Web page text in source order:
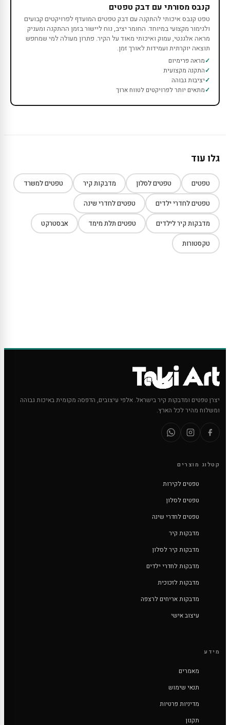
קנבס מסורתי עם דבק טפטים
טפט קנבס איכותי להתקנה עם דבק טפטים המועדף לפרויקטים קבועים
ולגימור מקצועי במיוחד. החומר יציב, נוח ליישור בזמן ההתקנה ומעניק
מראה אלגנטי, עמוק ואיכותי מאוד על הקיר. פתרון מעולה למי שמחפש
תוצאה יוקרתית ועמידות לאורך זמן.
מראה פרימיום
התקנה מקצועית
יציבות גבוהה
מתאים יותר לפרויקטים לטווח ארוך
גלו עוד
טפטים טפטים לסלון מדבקות קיר טפטים למשרד
טפטים לחדרי ילדים טפטים לחדרי שינה
מדבקות קיר לילדים טפטים תלת מימד אבסטרקט
טקסטורות
יצרן טפטים ומדבקות קיר בישראל. אלפי עיצובים, הדפסה מקומית באיכות גבוהה
ומשלוח מהיר לכל הארץ.
קטלוג מוצרים
טפטים לקירות
טפטים לסלון
טפטים לחדרי שינה
מדבקות קיר
מדבקות קיר לסלון
מדבקות לחדרי ילדים
מדבקות לזכוכית
מדבקות אריחים לרצפה
עיצוב אישי
מידע
מאמרים
תנאי שימוש
מדיניות פרטיות
תקנון